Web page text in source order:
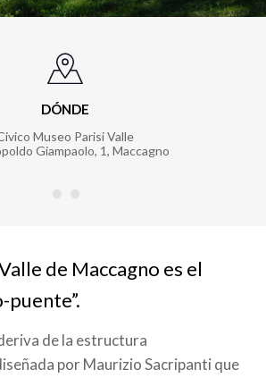
DÓNDE
Museo Parisi Valle
Giampaolo, 1, Maccagno
de Maccagno es el
puente”.
de la estructura
por Maurizio Sacripanti que